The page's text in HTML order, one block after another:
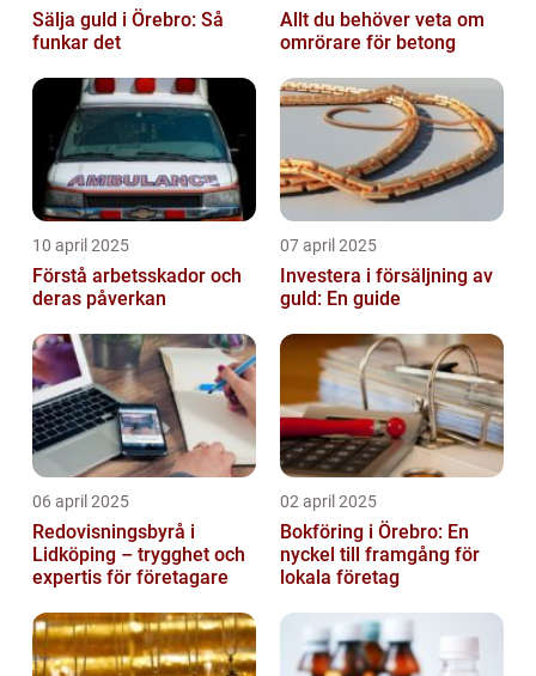
Sälja guld i Örebro: Så
funkar det
Allt du behöver veta om
omrörare för betong
10 april 2025
Förstå arbetsskador och
deras påverkan
07 april 2025
Investera i försäljning av
guld: En guide
06 april 2025
Redovisningsbyrå i
Lidköping – trygghet och
expertis för företagare
02 april 2025
Bokföring i Örebro: En
nyckel till framgång för
lokala företag